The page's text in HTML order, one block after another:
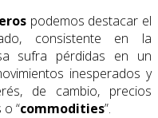
podemos destacar el
consistente en la
sufra pérdidas en un
inesperados y
de cambio, precios
“commodities”.